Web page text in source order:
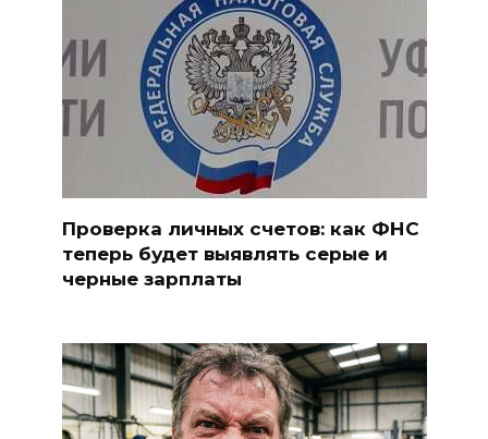
Проверка личных счетов: как ФНС
теперь будет выявлять серые и
черные зарплаты